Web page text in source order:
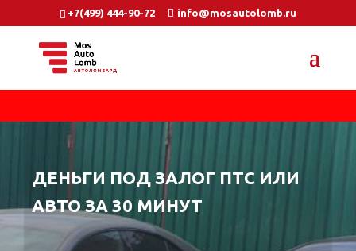
+7(499) 444-90-72 info@mosautolomb.ru
ДЕНЬГИ ПОД ЗАЛОГ ПТС ИЛИ
АВТО ЗА 30 МИНУТ